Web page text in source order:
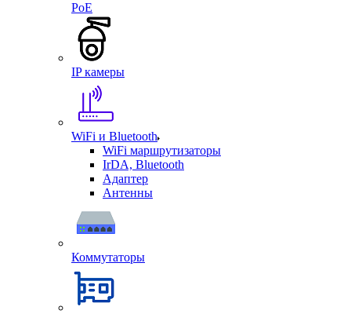
PoE
IP камеры
WiFi и Bluetooth
WiFi маршрутизаторы
IrDA, Bluetooth
Адаптер
Антенны
Коммутаторы